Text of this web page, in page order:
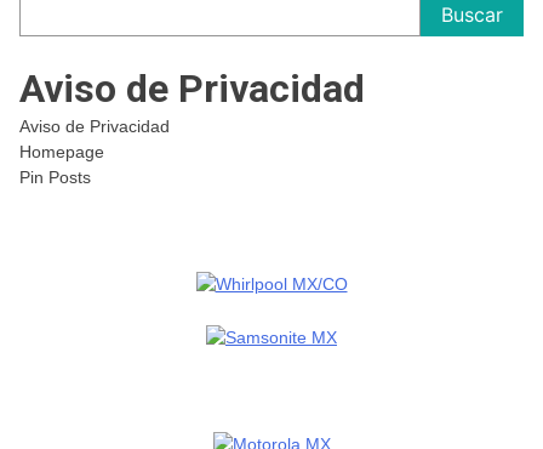
Buscar
Aviso de Privacidad
Aviso de Privacidad
Homepage
Pin Posts